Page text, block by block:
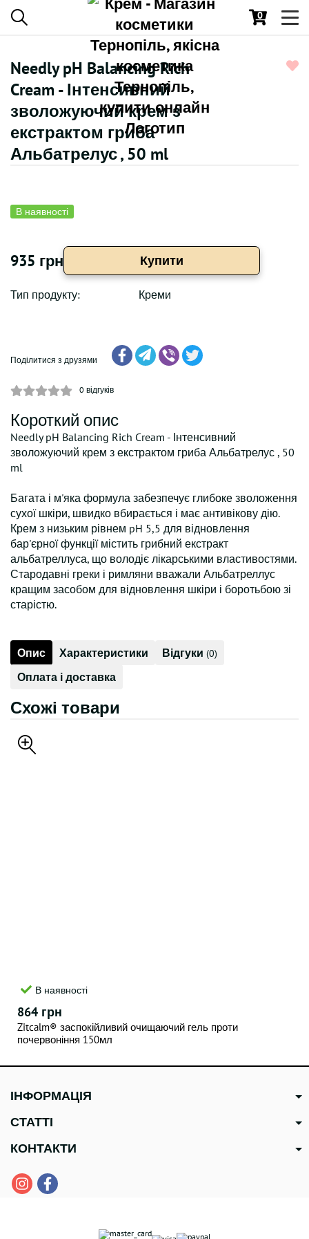
0
Needly pH Balancing Rich
Cream - Інтенсивний
зволожуючий крем з
екстрактом гриба
Альбатрелус , 50 ml
В наявності
935 грн Купити
Тип продукту: Креми
Поділитися з друзями
0 відгуків
Короткий опис
Needly pH Balancing Rich Cream - Інтенсивний
зволожуючий крем з екстрактом гриба Альбатрелус , 50
ml
Багата і м'яка формула забезпечує глибоке зволоження
сухої шкіри, швидко вбирається і має антивікову дію.
Крем з низьким рівнем pH 5,5 для відновлення
бар'єрної функції містить грибний екстракт
альбатреллуса, що володіє лікарськими властивостями.
Стародавні греки і римляни вважали Альбатреллус
кращим засобом для відновлення шкіри і боротьбою зі
старістю.
Опис Характеристики Відгуки (0)
Оплата і доставка
Схожі товари
В наявності
864 грн
Zitcalm® заспокійливий очищаючий гель проти
почервоніння 150мл
ІНФОРМАЦІЯ
СТАТТІ
КОНТАКТИ